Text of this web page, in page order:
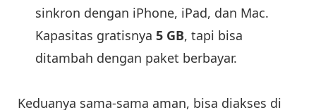
sinkron dengan iPhone, iPad, dan Mac.
Kapasitas gratisnya 5 GB, tapi bisa
ditambah dengan paket berbayar.
Keduanya sama-sama aman, bisa diakses di